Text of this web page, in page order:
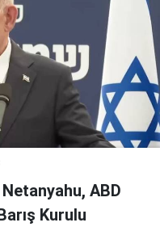
ABD
Kurulu